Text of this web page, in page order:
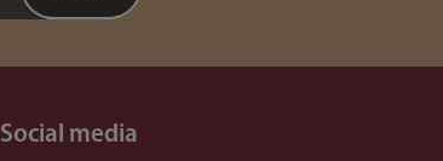
Social media